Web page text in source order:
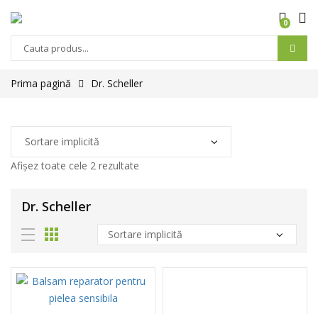
0
Prima pagină Dr. Scheller
Afișez toate cele 2 rezultate
Dr. Scheller